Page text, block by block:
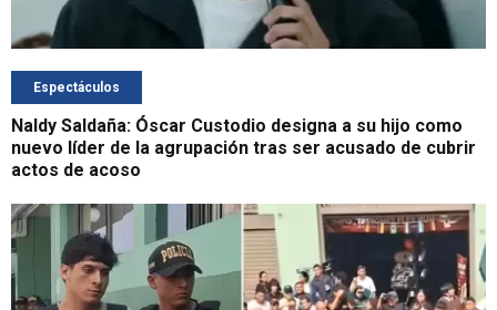
Espectáculos
Naldy Saldaña: Óscar Custodio designa a su hijo como
nuevo líder de la agrupación tras ser acusado de cubrir
actos de acoso